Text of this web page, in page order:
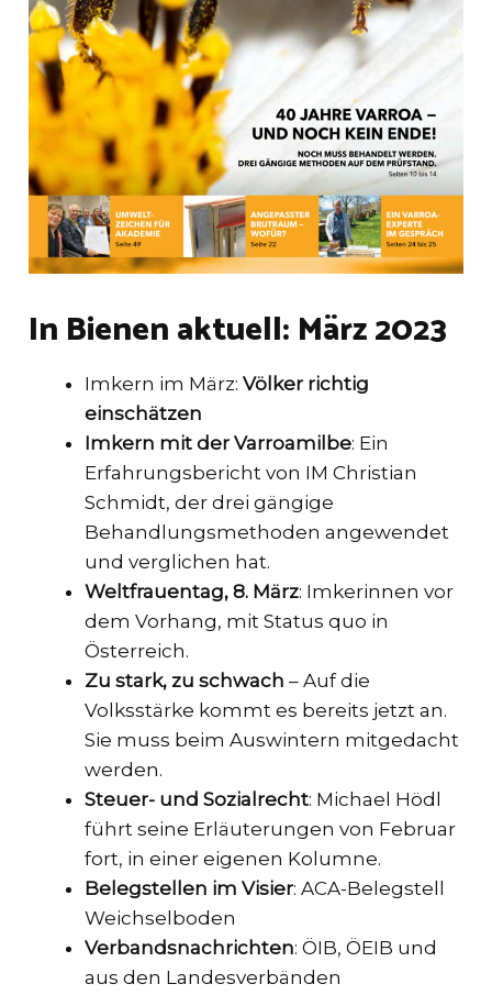
In Bienen aktuell: März 2023
Imkern im März:Völker richtig
einschätzen
Imkern mit der Varroamilbe: Ein
Erfahrungsbericht von IM Christian
Schmidt, der drei gängige
Behandlungsmethoden angewendet
und verglichen hat.
Weltfrauentag, 8. März: Imkerinnen vor
dem Vorhang, mit Status quo in
Österreich.
Zu stark, zu schwach – Auf die
Volksstärke kommt es bereits jetzt an.
Sie muss beim Auswintern mitgedacht
werden.
Steuer- und Sozialrecht: Michael Hödl
führt seine Erläuterungen von Februar
fort, in einer eigenen Kolumne.
Belegstellen im Visier: ACA-Belegstell
Weichselboden
Verbandsnachrichten: ÖIB, ÖEIB und
aus den Landesverbänden